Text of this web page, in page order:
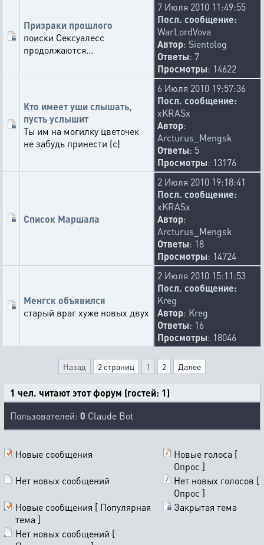
Призраки прошлого
поиски Сексуалесс
продолжаются...
7 Июля 2010 11:49:55
Посл. сообщение:
WarLordVova
Автор: Sientolog
Ответы: 7
Просмотры: 14622
Кто имеет уши слышать,
пусть услышит
Ты им на могилку цветочек
не забудь принести (с)
6 Июля 2010 19:57:36
Посл. сообщение:
xKRASx
Автор:
Arcturus_Mengsk
Ответы: 5
Просмотры: 13176
Список Маршала
2 Июля 2010 19:18:41
Посл. сообщение:
xKRASx
Автор:
Arcturus_Mengsk
Ответы: 18
Просмотры: 14724
Менгск объявился
старый враг хуже новых двух
2 Июля 2010 15:11:53
Посл. сообщение:
Kreg
Автор: Kreg
Ответы: 16
Просмотры: 18046
Назад 2 страниц 1 2 Далее
1 чел. читают этот форум (гостей: 1)
Пользователей: 0 Claude Bot
Новые сообщения
Новые голоса [
Опрос ]
Нет новых сообщений
Нет новых голосов [
Опрос ]
Новые сообщения [ Популярная
тема ]
Закрытая тема
Нет новых сообщений [